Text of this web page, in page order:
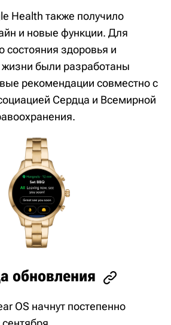
Health также получило
и новые функции. Для
состояния здоровья и
жизни были разработаны
рекомендации совместно с
Сердца и Всемирной
обновления
OS начнут постепенно